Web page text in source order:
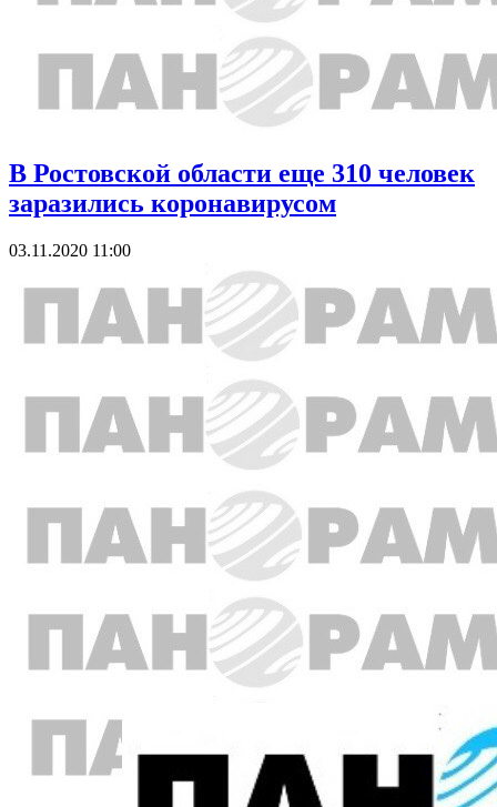
В Ростовской области еще 310 человек
заразились коронавирусом
03.11.2020 11:00